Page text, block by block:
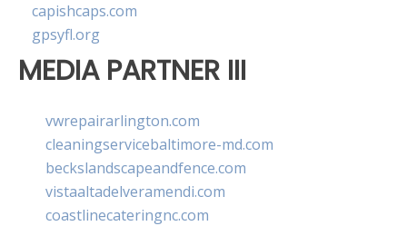
capishcaps.com
gpsyfl.org
MEDIA PARTNER III
vwrepairarlington.com
cleaningservicebaltimore-md.com
beckslandscapeandfence.com
vistaaltadelveramendi.com
coastlinecateringnc.com